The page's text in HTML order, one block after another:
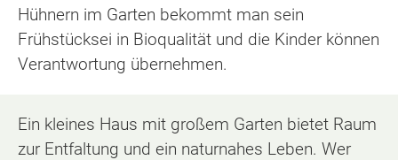
Hühnern im Garten bekommt man sein
Frühstücksei in Bioqualität und die Kinder können
Verantwortung übernehmen.
Ein kleines Haus mit großem Garten bietet Raum
zur Entfaltung und ein naturnahes Leben. Wer